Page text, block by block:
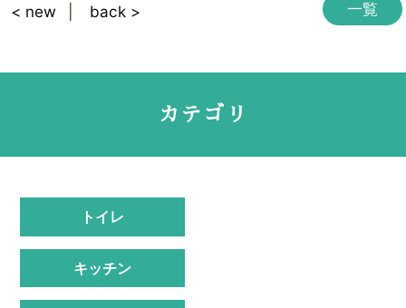
一覧
< new back >
カテゴリ
トイレ
キッチン